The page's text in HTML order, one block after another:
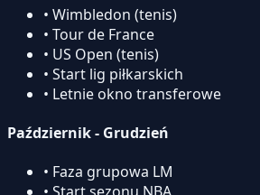
• Wimbledon (tenis)
• Tour de France
• US Open (tenis)
• Start lig piłkarskich
• Letnie okno transferowe
Październik - Grudzień
• Faza grupowa LM